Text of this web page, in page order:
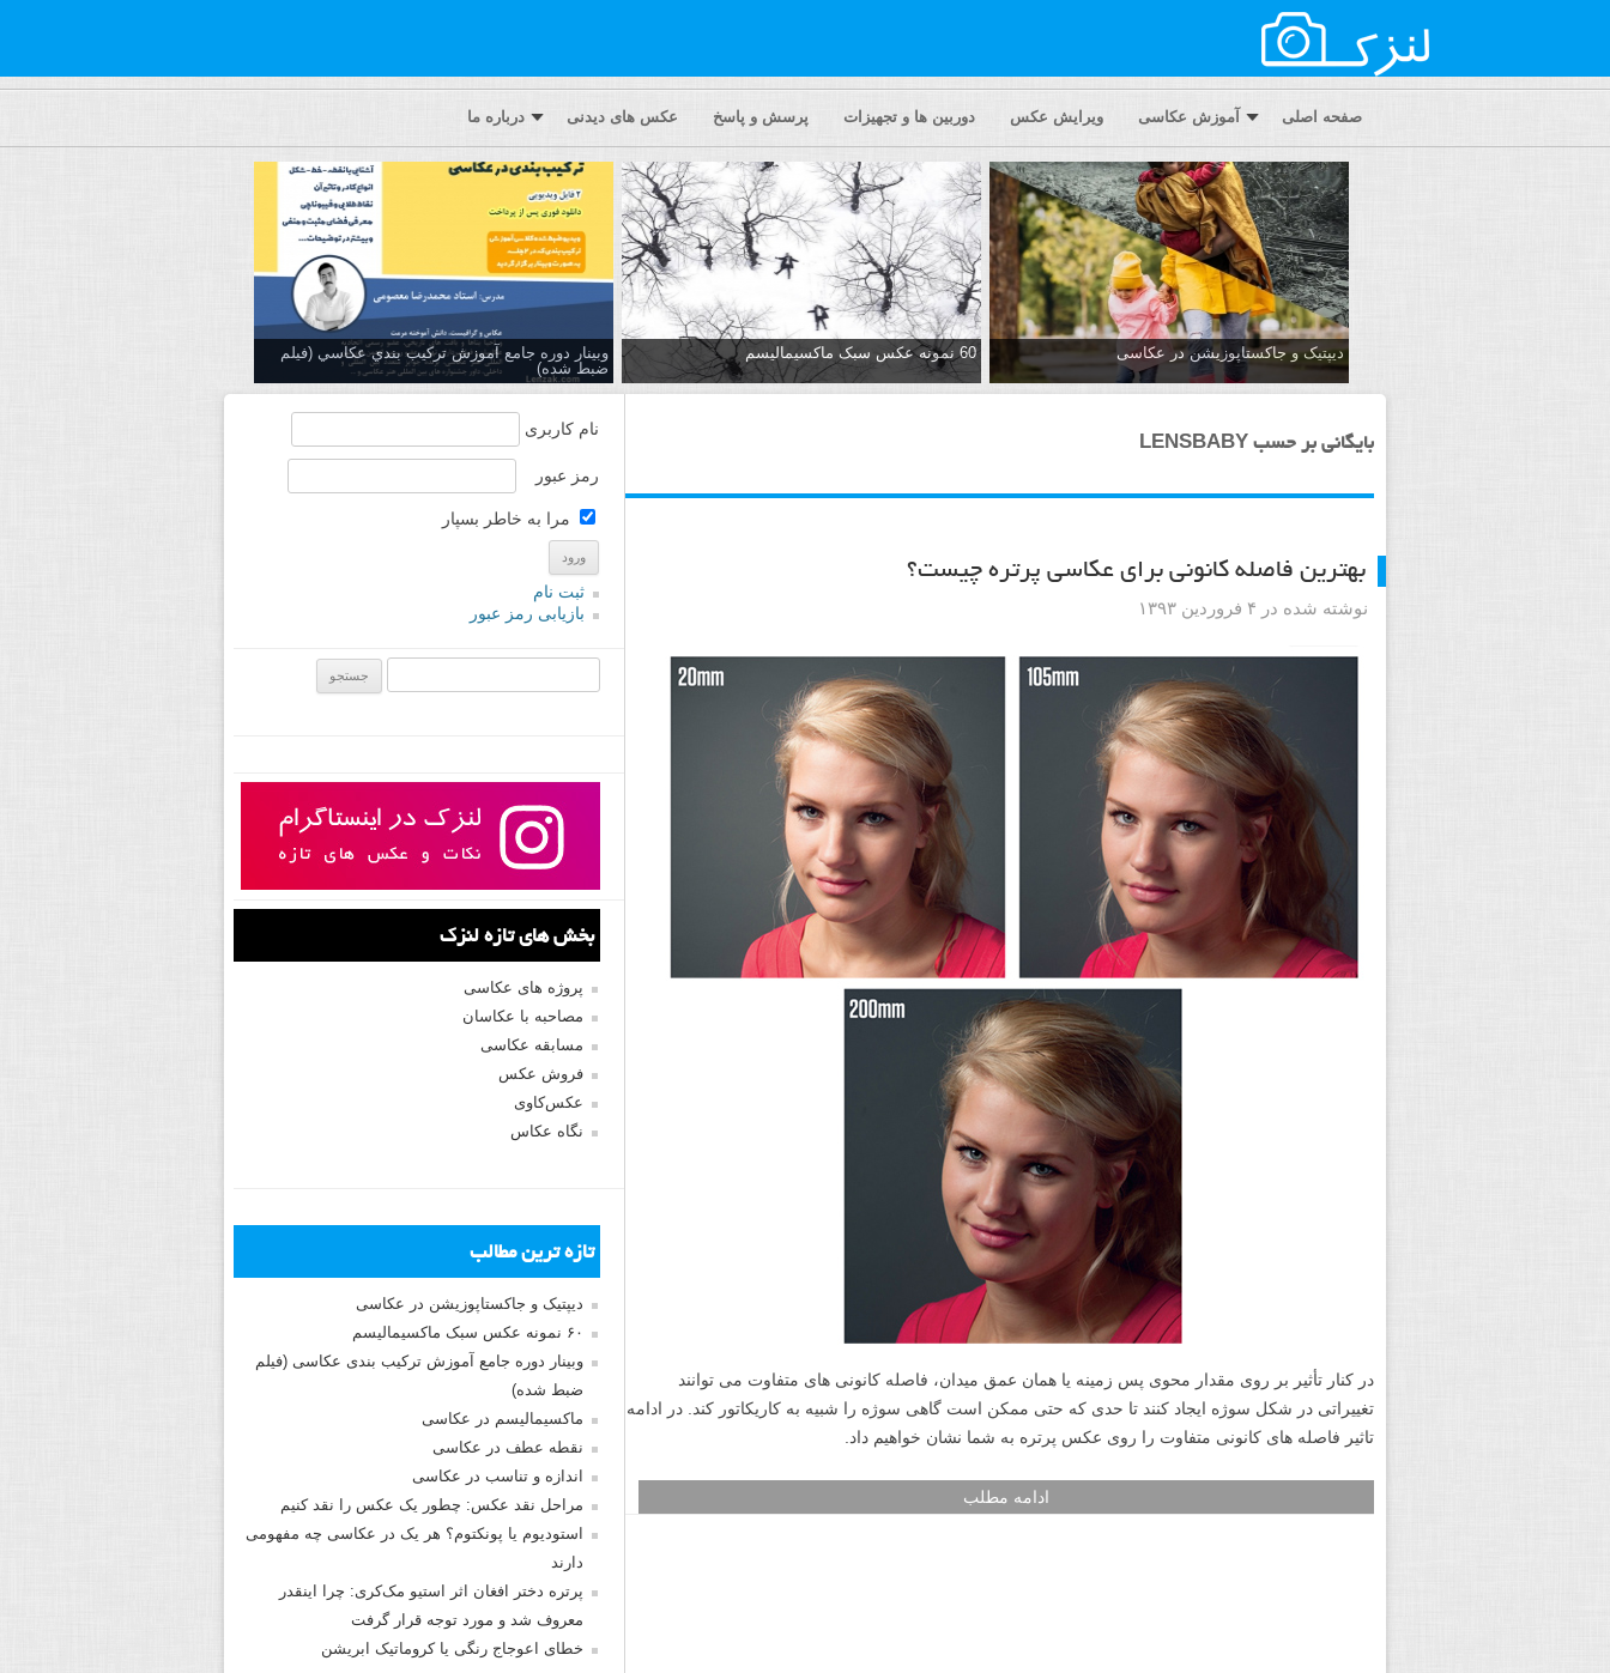
صفحه اصلی آموزش عکاسی ویرایش عکس دوربین ها و تجهیزات پرسش و پاسخ عکس های دیدنی درباره ما
دیپتیک و جاکستا‌پوزیشن در عکاسی 60 نمونه عکس سبک ماکسیمالیسم
وبینار دوره جامع آموزش تركيب بندي عكاسي (فیلم
ضبط شده)
بایگانی بر حسب LENSBABY
بهترین فاصله کانونی برای عکاسی پرتره چیست؟
نوشته شده در ۴ فروردین ۱۳۹۳
در کنار تأثیر بر روی مقدار محوی پس زمینه یا همان عمق میدان، فاصله کانونی های متفاوت می توانند
تغییراتی در شکل سوژه ایجاد کنند تا حدی که حتی ممکن است گاهی سوژه را شبیه به کاریکاتور کند. در ادامه
تاثیر فاصله های کانونی متفاوت را روی عکس پرتره به شما نشان خواهیم داد.
ادامه مطلب
نام کاربری
رمز عبور
مرا به خاطر بسپار
ثبت نام
بازیابی رمز عبور
بخش های تازه لنزک
پروژه های عکاسی
مصاحبه با عکاسان
مسابقه عکاسی
فروش عکس
عکس‌کاوی
نگاه عکاس
تازه ترین مطالب
دیپتیک و جاکستا‌پوزیشن در عکاسی
۶۰ نمونه عکس سبک ماکسیمالیسم
وبینار دوره جامع آموزش ترکیب بندی عکاسی (فیلم
ضبط شده)
ماکسیمالیسم در عکاسی
نقطه عطف در عکاسی
اندازه و تناسب در عکاسی
مراحل نقد عکس: چطور یک عکس را نقد کنیم
استودیوم یا پونکتوم؟ هر یک در عکاسی چه مفهومی
دارند
پرتره دختر افغان اثر استیو مک‌کری: چرا اینقدر
معروف شد و مورد توجه قرار گرفت
خطای اعوجاج رنگی یا کروماتیک ابریشن